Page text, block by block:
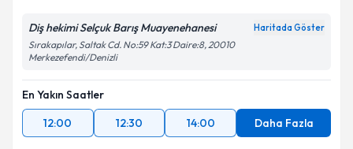
Diş hekimi Selçuk Barış Muayenehanesi Haritada Göster
Sırakapılar, Saltak Cd. No:59 Kat:3 Daire:8, 20010
Merkezefendi/Denizli
En Yakın Saatler
12:00
12:30 14:00 Daha Fazla